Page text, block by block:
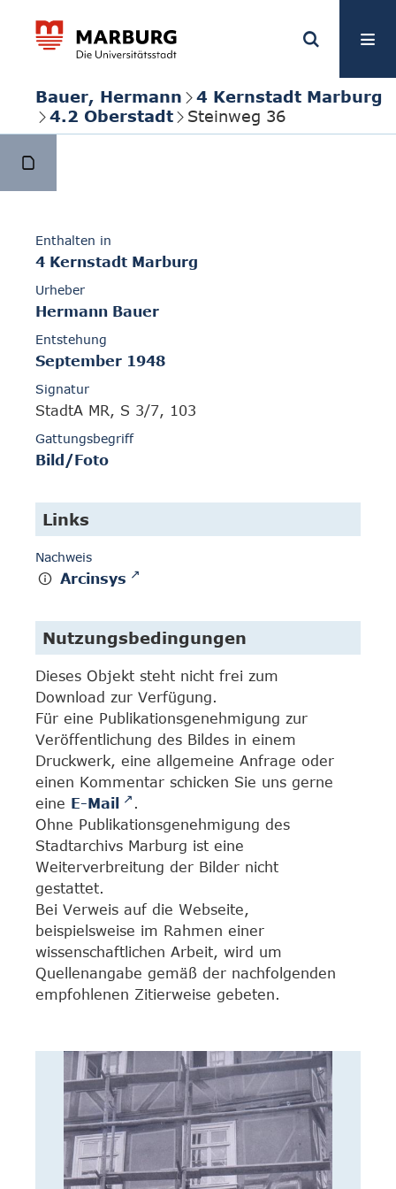
Bauer, Hermann
4 Kernstadt Marburg
4.2 Oberstadt
Steinweg 36
Enthalten in
4 Kernstadt Marburg
Urheber
Hermann Bauer
Entstehung
September 1948
Signatur
StadtA MR, S 3/7, 103
Gattungsbegriff
Bild/Foto
Links
Nachweis
Arcinsys
Nutzungsbedingungen
Dieses Objekt steht nicht frei zum
Download zur Verfügung.
Für eine Publikationsgenehmigung zur
Veröffentlichung des Bildes in einem
Druckwerk, eine allgemeine Anfrage oder
einen Kommentar schicken Sie uns gerne
eine E-Mail
.
Ohne Publikationsgenehmigung des
Stadtarchivs Marburg ist eine
Weiterverbreitung der Bilder nicht
gestattet.
Bei Verweis auf die Webseite,
beispielsweise im Rahmen einer
wissenschaftlichen Arbeit, wird um
Quellenangabe gemäß der nachfolgenden
empfohlenen Zitierweise gebeten.